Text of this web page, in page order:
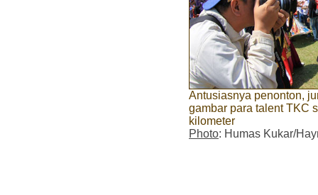
Antusiasnya penonton,
gambar para talent TKC
kilometer
Photo: Humas Kukar/